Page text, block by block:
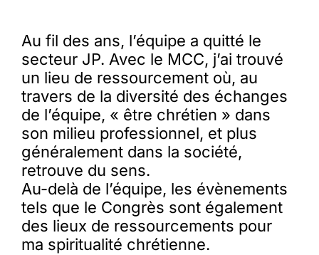
Au fil des ans, l’équipe a quitté le
secteur JP. Avec le MCC, j’ai trouvé
un lieu de ressourcement où, au
travers de la diversité des échanges
de l’équipe, « être chrétien » dans
son milieu professionnel, et plus
généralement dans la société,
retrouve du sens.
Au-delà de l’équipe, les évènements
tels que le Congrès sont également
des lieux de ressourcements pour
ma spiritualité chrétienne.